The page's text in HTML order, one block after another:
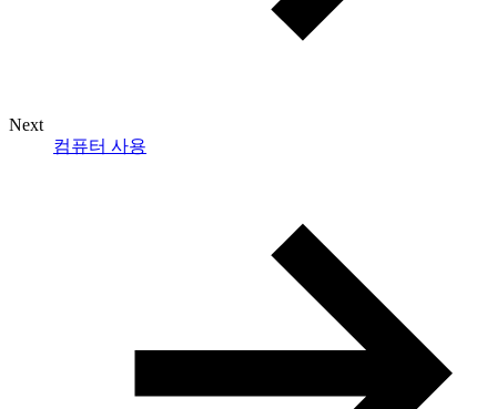
Next
컴퓨터 사용